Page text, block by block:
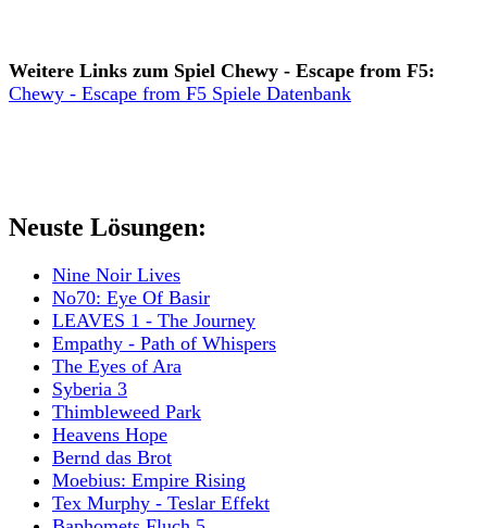
Weitere Links zum Spiel Chewy - Escape from F5:
Chewy - Escape from F5 Spiele Datenbank
Neuste Lösungen:
Nine Noir Lives
No70: Eye Of Basir
LEAVES 1 - The Journey
Empathy - Path of Whispers
The Eyes of Ara
Syberia 3
Thimbleweed Park
Heavens Hope
Bernd das Brot
Moebius: Empire Rising
Tex Murphy - Teslar Effekt